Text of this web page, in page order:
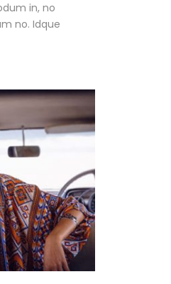
in, no
no. Idque